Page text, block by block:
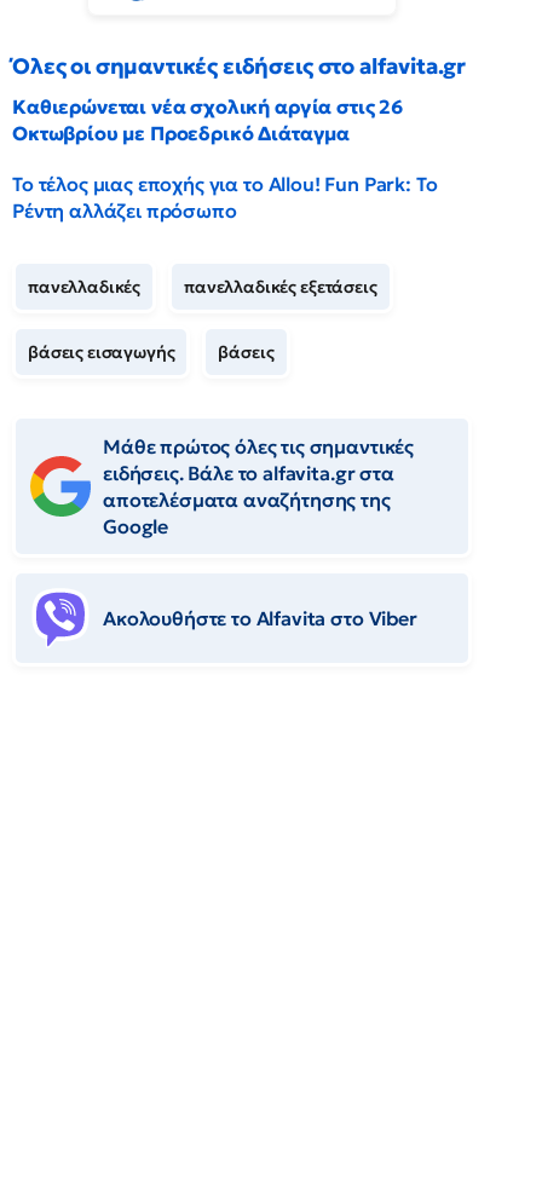
Όλες οι σημαντικές ειδήσεις στο alfavita.gr
Καθιερώνεται νέα σχολική αργία στις 26
Οκτωβρίου με Προεδρικό Διάταγμα
Το τέλος μιας εποχής για το Allou! Fun Park: Το
Ρέντη αλλάζει πρόσωπο
πανελλαδικές πανελλαδικές εξετάσεις
βάσεις εισαγωγής βάσεις
Μάθε πρώτος όλες τις σημαντικές
ειδήσεις. Βάλε το alfavita.gr στα
αποτελέσματα αναζήτησης της
Google
Ακολουθήστε το Αlfavita στο Viber